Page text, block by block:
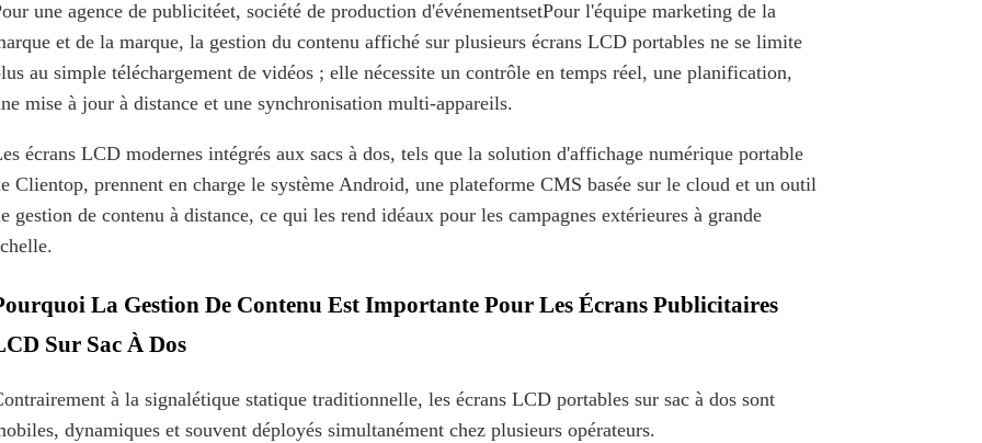
une agence de publicitéet, société de production d'événementsetPour l'équipe marketing de la
et de la marque, la gestion du contenu affiché sur plusieurs écrans LCD portables ne se limite
au simple téléchargement de vidéos ; elle nécessite un contrôle en temps réel, une planification,
mise à jour à distance et une synchronisation multi-appareils.
écrans LCD modernes intégrés aux sacs à dos, tels que la solution d'affichage numérique portable
Clientop, prennent en charge le système Android, une plateforme CMS basée sur le cloud et un outil
gestion de contenu à distance, ce qui les rend idéaux pour les campagnes extérieures à grande
La Gestion De Contenu Est Importante Pour Les Écrans Publicitaires
Sur Sac À Dos
à la signalétique statique traditionnelle, les écrans LCD portables sur sac à dos sont
dynamiques et souvent déployés simultanément chez plusieurs opérateurs.